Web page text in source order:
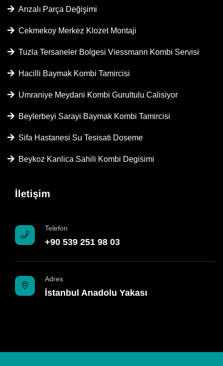
Arızalı Parça Değişimi
Cekmekoy Merkez Klozet Montaji
Tuzla Tersaneler Bolgesi Viessmann Kombi Servisi
Hacilli Baymak Kombi Tamircisi
Umraniye Meydani Kombi Gurultulu Calisiyor
Beylerbeyi Sarayi Baymak Kombi Tamircisi
Sifa Hastanesi Su Tesisati Doseme
Beykoz Kanlica Sahili Kombi Degisimi
İletişim
Telefon
+90 539 251 98 03
Adres
İstanbul Anadolu Yakası